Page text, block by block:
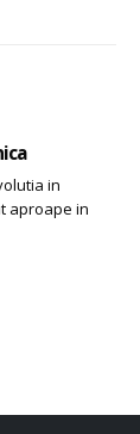
laptop
intretinerea